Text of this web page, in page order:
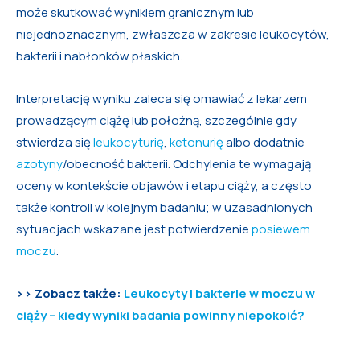
może skutkować wynikiem granicznym lub
niejednoznacznym, zwłaszcza w zakresie leukocytów,
bakterii i nabłonków płaskich.
Interpretację wyniku zaleca się omawiać z lekarzem
prowadzącym ciążę lub położną, szczególnie gdy
stwierdza sięleukocyturię, ketonurięalbo dodatnie
azotyny/obecność bakterii. Odchylenia te wymagają
oceny w kontekście objawów i etapu ciąży, a często
także kontroli w kolejnym badaniu; w uzasadnionych
sytuacjach wskazane jest potwierdzenieposiewem
moczu.
>> Zobacz także: Leukocyty i bakterie w moczu w
ciąży – kiedy wyniki badania powinny niepokoić?